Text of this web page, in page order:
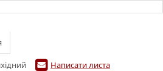
Написати листа